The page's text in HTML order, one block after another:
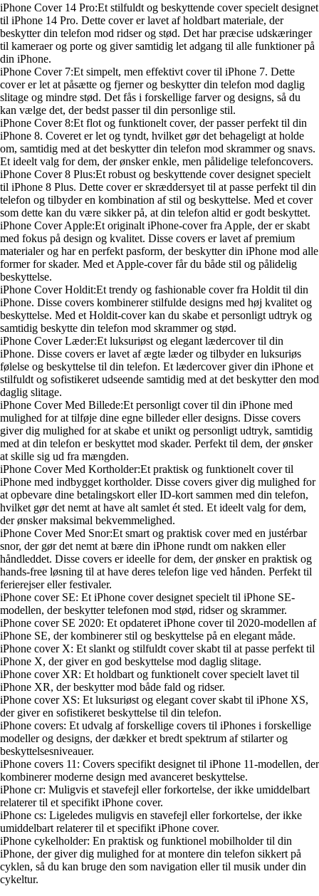
iPhone Cover 14 Pro:Et stilfuldt og beskyttende cover specielt designet
til iPhone 14 Pro. Dette cover er lavet af holdbart materiale, der
beskytter din telefon mod ridser og stød. Det har præcise udskæringer
til kameraer og porte og giver samtidig let adgang til alle funktioner på
din iPhone.
iPhone Cover 7:Et simpelt, men effektivt cover til iPhone 7. Dette
cover er let at påsætte og fjerner og beskytter din telefon mod daglig
slitage og mindre stød. Det fås i forskellige farver og designs, så du
kan vælge det, der bedst passer til din personlige stil.
iPhone Cover 8:Et flot og funktionelt cover, der passer perfekt til din
iPhone 8. Coveret er let og tyndt, hvilket gør det behageligt at holde
om, samtidig med at det beskytter din telefon mod skrammer og snavs.
Et ideelt valg for dem, der ønsker enkle, men pålidelige telefoncovers.
iPhone Cover 8 Plus:Et robust og beskyttende cover designet specielt
til iPhone 8 Plus. Dette cover er skræddersyet til at passe perfekt til din
telefon og tilbyder en kombination af stil og beskyttelse. Med et cover
som dette kan du være sikker på, at din telefon altid er godt beskyttet.
iPhone Cover Apple:Et originalt iPhone-cover fra Apple, der er skabt
med fokus på design og kvalitet. Disse covers er lavet af premium
materialer og har en perfekt pasform, der beskytter din iPhone mod alle
former for skader. Med et Apple-cover får du både stil og pålidelig
beskyttelse.
iPhone Cover Holdit:Et trendy og fashionable cover fra Holdit til din
iPhone. Disse covers kombinerer stilfulde designs med høj kvalitet og
beskyttelse. Med et Holdit-cover kan du skabe et personligt udtryk og
samtidig beskytte din telefon mod skrammer og stød.
iPhone Cover Læder:Et luksuriøst og elegant lædercover til din
iPhone. Disse covers er lavet af ægte læder og tilbyder en luksuriøs
følelse og beskyttelse til din telefon. Et lædercover giver din iPhone et
stilfuldt og sofistikeret udseende samtidig med at det beskytter den mod
daglig slitage.
iPhone Cover Med Billede:Et personligt cover til din iPhone med
mulighed for at tilføje dine egne billeder eller designs. Disse covers
giver dig mulighed for at skabe et unikt og personligt udtryk, samtidig
med at din telefon er beskyttet mod skader. Perfekt til dem, der ønsker
at skille sig ud fra mængden.
iPhone Cover Med Kortholder:Et praktisk og funktionelt cover til
iPhone med indbygget kortholder. Disse covers giver dig mulighed for
at opbevare dine betalingskort eller ID-kort sammen med din telefon,
hvilket gør det nemt at have alt samlet ét sted. Et ideelt valg for dem,
der ønsker maksimal bekvemmelighed.
iPhone Cover Med Snor:Et smart og praktisk cover med en justérbar
snor, der gør det nemt at bære din iPhone rundt om nakken eller
håndleddet. Disse covers er ideelle for dem, der ønsker en praktisk og
hands-free løsning til at have deres telefon lige ved hånden. Perfekt til
ferierejser eller festivaler.
iPhone cover SE: Et iPhone cover designet specielt til iPhone SE-
modellen, der beskytter telefonen mod stød, ridser og skrammer.
iPhone cover SE 2020: Et opdateret iPhone cover til 2020-modellen af
iPhone SE, der kombinerer stil og beskyttelse på en elegant måde.
iPhone cover X: Et slankt og stilfuldt cover skabt til at passe perfekt til
iPhone X, der giver en god beskyttelse mod daglig slitage.
iPhone cover XR: Et holdbart og funktionelt cover specielt lavet til
iPhone XR, der beskytter mod både fald og ridser.
iPhone cover XS: Et luksuriøst og elegant cover skabt til iPhone XS,
der giver en sofistikeret beskyttelse til din telefon.
iPhone covers: Et udvalg af forskellige covers til iPhones i forskellige
modeller og designs, der dækker et bredt spektrum af stilarter og
beskyttelsesniveauer.
iPhone covers 11: Covers specifikt designet til iPhone 11-modellen, der
kombinerer moderne design med avanceret beskyttelse.
iPhone cr: Muligvis et stavefejl eller forkortelse, der ikke umiddelbart
relaterer til et specifikt iPhone cover.
iPhone cs: Ligeledes muligvis en stavefejl eller forkortelse, der ikke
umiddelbart relaterer til et specifikt iPhone cover.
iPhone cykelholder: En praktisk og funktionel mobilholder til din
iPhone, der giver dig mulighed for at montere din telefon sikkert på
cyklen, så du kan bruge den som navigation eller til musik under din
cykeltur.